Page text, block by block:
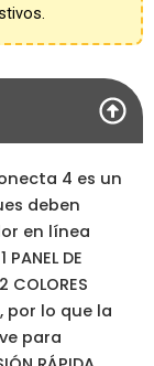
4 es un
deben
en línea
DE
COLORES
por lo que la
para